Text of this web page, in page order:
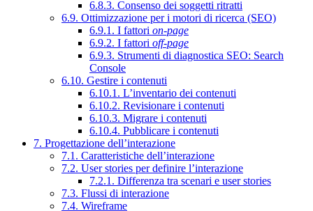
6.8.3. Consenso dei soggetti ritratti
6.9. Ottimizzazione per i motori di ricerca (SEO)
6.9.1. I fattori on-page
6.9.2. I fattori off-page
6.9.3. Strumenti di diagnostica SEO: Search
Console
6.10. Gestire i contenuti
6.10.1. L’inventario dei contenuti
6.10.2. Revisionare i contenuti
6.10.3. Migrare i contenuti
6.10.4. Pubblicare i contenuti
7. Progettazione dell’interazione
7.1. Caratteristiche dell’interazione
7.2. User stories per definire l’interazione
7.2.1. Differenza tra scenari e user stories
7.3. Flussi di interazione
7.4. Wireframe